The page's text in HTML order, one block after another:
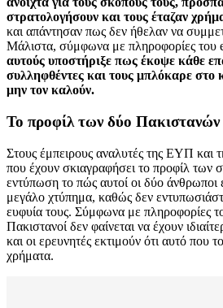
στρατολογήσουν και τους έταζαν
και απάντησαν πως δεν ήθελαν να
Μάλιστα, σύμφωνα με πληροφορίες του
αυτούς υποστήριξε πως έκοψε κάθε
συλληφθέντες και τους μπλόκαρε στο
μην τον καλούν.
Το προφίλ των δύο Πακιστανών
Στους έμπειρους αναλυτές της ΕΥΠ και
που έχουν σκιαγραφήσει το προφίλ των
εντύπωση το πώς αυτοί οι δύο άνθρωποι
μεγάλο χτύπημα, καθώς δεν
ευφυία τους. Σύμφωνα με πληροφορίες
Πακιστανοί δεν φαίνεται να έχουν
και οι ερευνητές εκτιμούν ότι αυτό που
χρήματα.